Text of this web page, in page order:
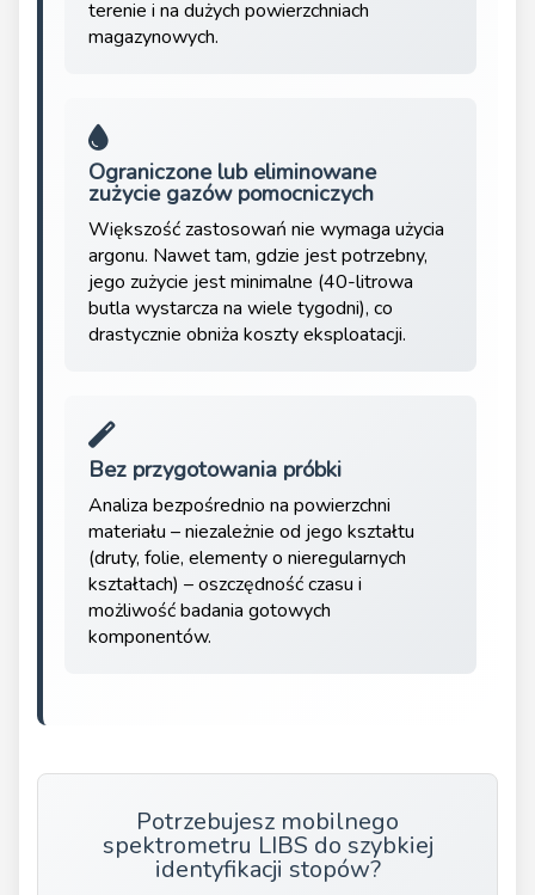
terenie i na dużych powierzchniach
magazynowych.
Ograniczone lub eliminowane
zużycie gazów pomocniczych
Większość zastosowań nie wymaga użycia
argonu. Nawet tam, gdzie jest potrzebny,
jego zużycie jest minimalne (40-litrowa
butla wystarcza na wiele tygodni), co
drastycznie obniża koszty eksploatacji.
Bez przygotowania próbki
Analiza bezpośrednio na powierzchni
materiału – niezależnie od jego kształtu
(druty, folie, elementy o nieregularnych
kształtach) – oszczędność czasu i
możliwość badania gotowych
komponentów.
Potrzebujesz mobilnego
spektrometru LIBS do szybkiej
identyfikacji stopów?